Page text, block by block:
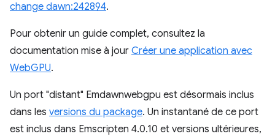
change dawn:242894.
Pour obtenir un guide complet, consultez la
documentation mise à jour Créer une application avec
WebGPU.
Un port "distant" Emdawnwebgpu est désormais inclus
dans les versions du package. Un instantané de ce port
est inclus dans Emscripten 4.0.10 et versions ultérieures,